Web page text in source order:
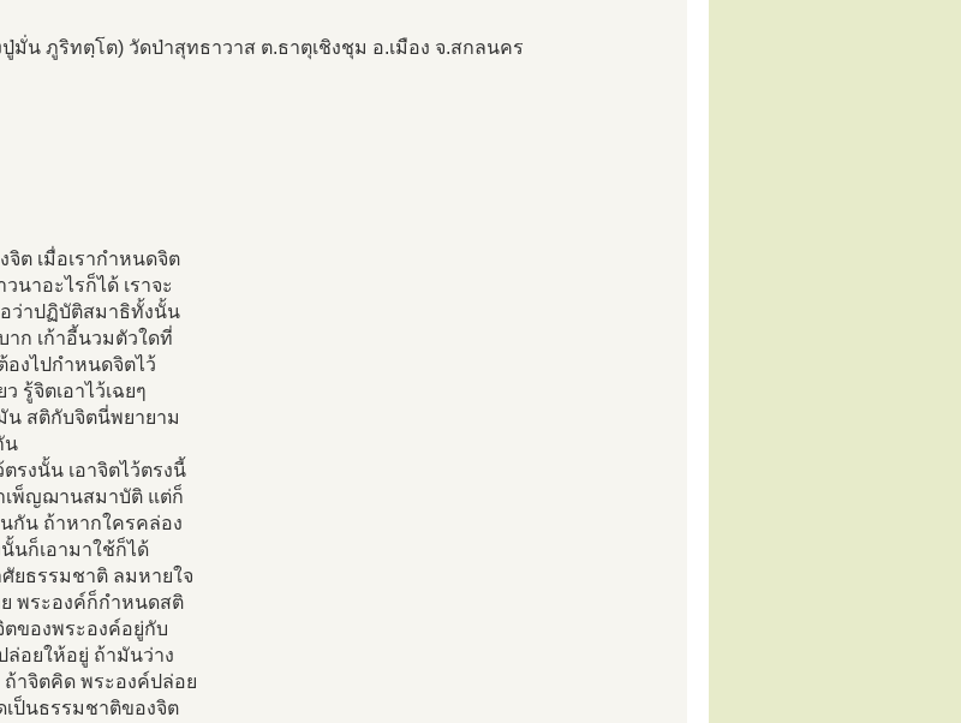
มั่น ภูริทตฺโต) วัดป่าสุทธาวาส ต.ธาตุเชิงชุม อ.เมือง จ.สกลนคร
จิต เมื่อเรากำหนดจิต
นาอะไรก็ได้ เราจะ
ว่าปฏิบัติสมาธิทั้งนั้น
ก เก้าอี้นวมตัวใดที่
องไปกำหนดจิตไว้
รู้จิตเอาไว้เฉยๆ
สติกับจิตนี่พยายาม
น
รงนั้น เอาจิตไว้ตรงนี้
เพ็ญฌานสมาบัติ แต่ก็
กัน ถ้าหากใครคล่อง
นก็เอามาใช้ก็ได้
ยธรรมชาติ ลมหายใจ
พระองค์ก็กำหนดสติ
ตของพระองค์อยู่กับ
ล่อยให้อยู่ ถ้ามันว่าง
าจิตคิด พระองค์ปล่อย
ป็นธรรมชาติของจิต